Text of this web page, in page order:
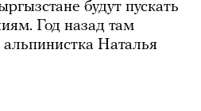
будут пускать
Год назад там
альпинистка Наталья